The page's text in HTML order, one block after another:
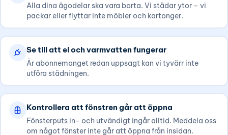
Alla dina ägodelar ska vara borta. Vi städar ytor – vi
packar eller flyttar inte möbler och kartonger.
Se till att el och varmvatten fungerar
Är abonnemanget redan uppsagt kan vi tyvärr inte
utföra städningen.
Kontrollera att fönstren går att öppna
Fönsterputs in- och utvändigt ingår alltid. Meddela oss
om något fönster inte går att öppna från insidan.